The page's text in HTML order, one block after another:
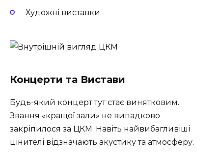
Художні виставки
Концерти та Вистави
Будь-який концерт тут стає винятковим.
Звання «кращої зали» не випадково
закріпилося за ЦКМ. Навіть найвибагливіші
цінителі відзначають акустику та атмосферу.